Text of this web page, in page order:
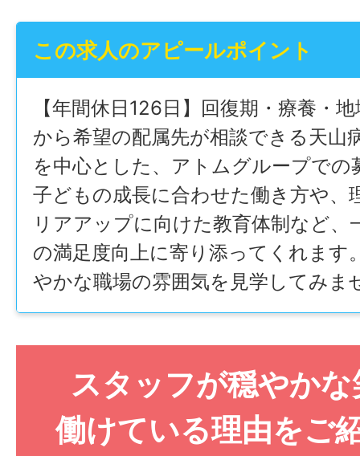
この求人のアピールポイント
【年間休日126日】回復期・療養・
から希望の配属先が相談できる天山
を中心とした、アトムグループでの
子どもの成長に合わせた働き方や、
リアアップに向けた教育体制など、
の満足度向上に寄り添ってくれます
やかな職場の雰囲気を見学してみま
スタッフが穏やかな
働けている理由をご